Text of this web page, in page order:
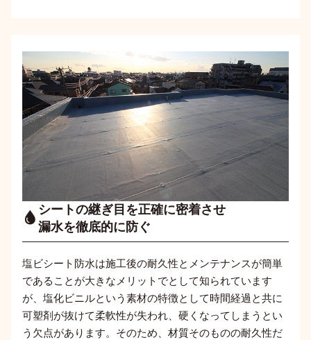
シートの継ぎ目を正確に密着させ
漏水を徹底的に防ぐ
塩ビシート防水は施工後の耐久性とメンテナンスが簡単
であることが大きなメリットでとして知られています
が、塩化ビニルという素材の特徴として時間経過と共に
可塑剤が抜けて柔軟性が失われ、硬くなってしまうとい
う欠点があります。そのため、材質そのものの耐久性だ